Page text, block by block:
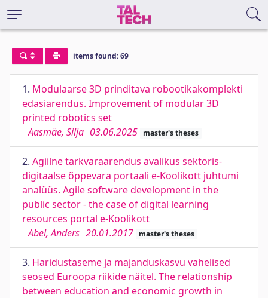
items found: 69
1. Modulaarse 3D prinditava robootikakomplekti
edasiarendus. Improvement of modular 3D
printed robotics set
Aasmäe, Silja 03.06.2025 master's theses
2. Agiilne tarkvaraarendus avalikus sektoris-
digitaalse õppevara portaali e-Koolikott juhtumi
analüüs. Agile software development in the
public sector - the case of digital learning
resources portal e-Koolikott
Abel, Anders 20.01.2017 master's theses
3. Haridustaseme ja majanduskasvu vahelised
seosed Euroopa riikide näitel. The relationship
between education and economic growth in